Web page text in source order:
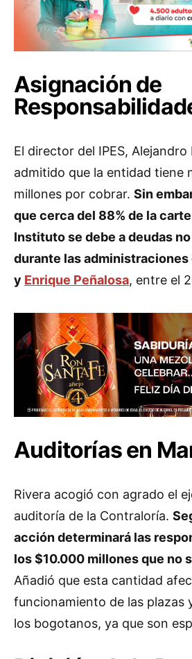
Asignación de
El director del IPES, Alejandro
admitido que la entidad tiene
millones por cobrar. Sin
que cerca del 88% de la
Instituto se debe a deudas
durante las administraciones
y Enrique Peñalosa, entre el
Auditorías en
Rivera acogió con agrado el
auditoría de la Contraloría.
acción determinará las
los $10.000 millones que no
Añadió que esta cantidad
funcionamiento de las plazas
los bogotanos, ya que son